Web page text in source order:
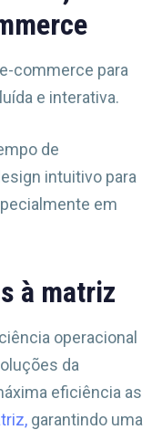
commerce para
e interativa.
de
intuitivo para
em
à matriz
operacional
da
eficiência as
garantindo uma